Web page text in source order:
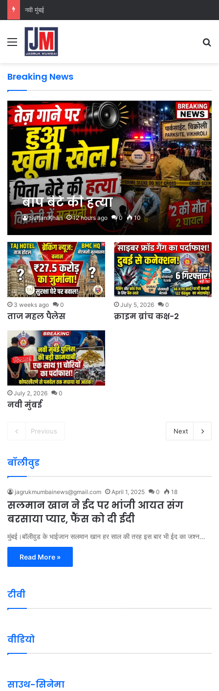
नवी मुंबई
Breaking News
बाप बेटे की हत्या
Sultan Khan 12 hours ago 0 10
3 weeks ago 0
ताज महल पैलेस
July 5, 2026 0
क्राइम ब्रांच कक्ष-2
July 2, 2026 0
नवी मुंबई
Previous Next
बॉलीवुड
jagrukmumbainews@gmail.com April 1, 2025 0 18
सलमान खान ने ईद पर भांजी आयत संग
बरसाया प्यार, फैंस को दी ईदी
मुंबई।बॉलीवुड के भाईजान सलमान खान हर साल की तरह इस बार भी ईद का जश्न…
Read More »
टीवी
वीडियो
साउथ-सिनेमा